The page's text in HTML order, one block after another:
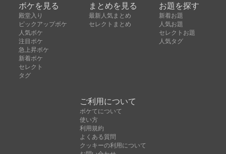
ボケを見る
殿堂入り
ピックアップボケ
人気ボケ
注目ボケ
急上昇ボケ
新着ボケ
セレクト
タグ
まとめを見る
最新人気まとめ
セレクトまとめ
お題を探す
新着お題
人気お題
セレクトお題
人気タグ
ご利用について
ボケてについて
使い方
利用規約
よくある質問
クッキーの利用について